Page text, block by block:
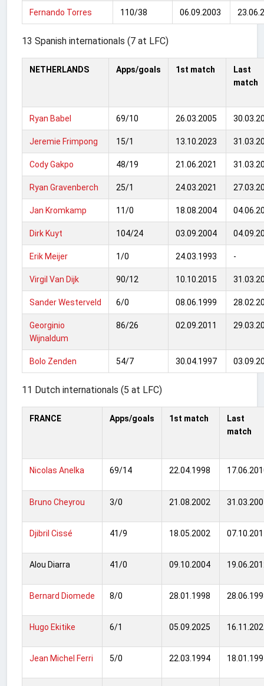
Fernando Torres 110/38 06.09.2003
13 Spanish internationals (7 at LFC)
NETHERLANDS Apps/goals 1st match
Last
match
Ryan Babel 69/10 26.03.2005
Jeremie Frimpong 15/1 13.10.2023
Cody Gakpo 48/19 21.06.2021
Ryan Gravenberch 25/1 24.03.2021
Jan Kromkamp 11/0 18.08.2004
Dirk Kuyt 104/24 03.09.2004
Erik Meijer 1/0 24.03.1993 -
Virgil Van Dijk 90/12 10.10.2015
Sander Westerveld 6/0 08.06.1999
Georginio
Wijnaldum
86/26 02.09.2011
Bolo Zenden 54/7 30.04.1997
11 Dutch internationals (5 at LFC)
FRANCE Apps/goals 1st match
Last
match
Nicolas Anelka 69/14 22.04.1998
Bruno Cheyrou 3/0 21.08.2002
Djibril Cissé 41/9 18.05.2002
Alou Diarra 41/0 09.10.2004
Bernard Diomede 8/0 28.01.1998
Hugo Ekitike 6/1 05.09.2025
Jean Michel Ferri 5/0 22.03.1994